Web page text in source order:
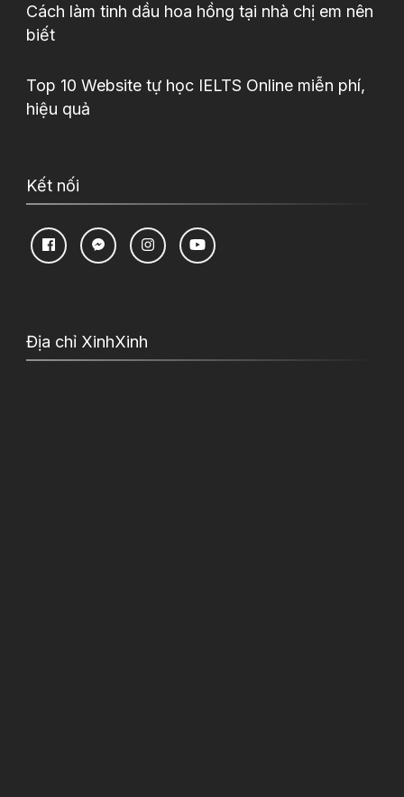
Cách làm tinh dầu hoa hồng tại nhà chị em nên
biết
Top 10 Website tự học IELTS Online miễn phí,
hiệu quả
Kết nối
Địa chỉ XinhXinh